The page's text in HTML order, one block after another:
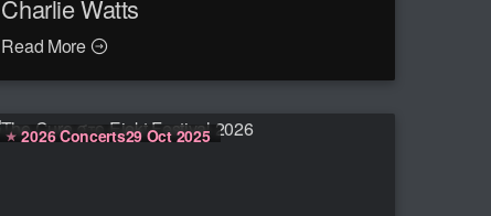
Charlie Watts
Read More
2026 Concerts29 Oct 2025